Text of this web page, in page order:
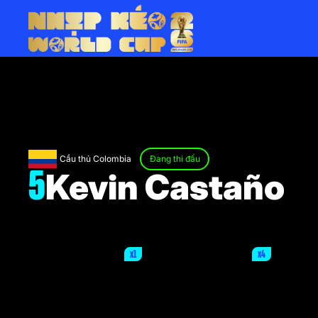
Cầu thủ Colombia Đang thi đấu
5Kevin Castaño
x1 x4